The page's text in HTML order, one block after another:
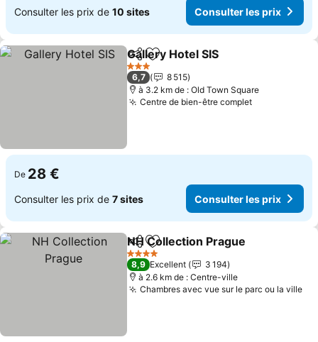
Consulter les prix de 10 sites Consulter les prix
PartagerAjouter à mes favoris
Gallery Hotel SIS
3 Étoiles
6,7
8 515
à 3.2 km de : Old Town Square
Centre de bien-être completConsulter
De 28 €
Consulter les prix de 7 sites Consulter les prix
PartagerAjouter à mes favoris
NH Collection Prague
4 Étoiles
8,9 Excellent
3 194
à 2.6 km de : Centre-ville
Chambres avec vue sur le parc ou la ville